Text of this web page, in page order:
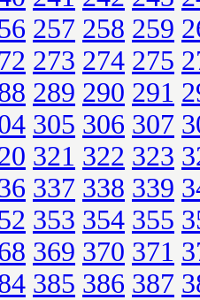
257 258 259
273 274 275
289 290 291
305 306 307
321 322 323
337 338 339
353 354 355
369 370 371
385 386 387